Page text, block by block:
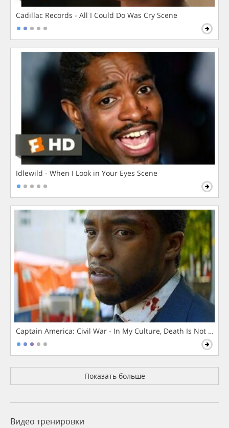
Cadillac Records - All I Could Do Was Cry Scene
Idlewild - When I Look in Your Eyes Scene
Captain America: Civil War - In My Culture, Death Is Not The
Показать больше
Видео тренировки